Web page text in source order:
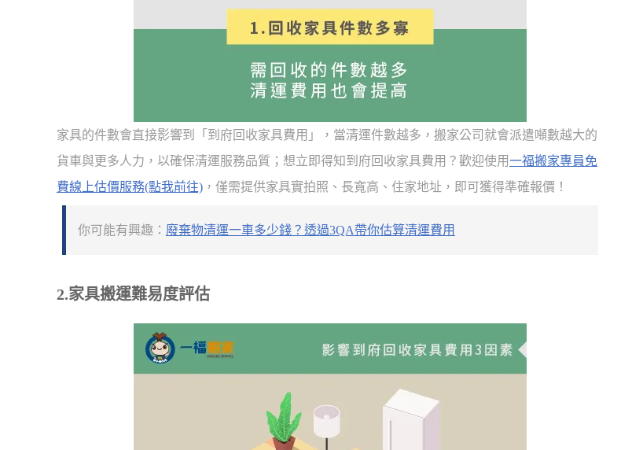
家具的件數會直接影響到「到府回收家具費用」，當清運件數越多，搬家公司就會派遣噸數越大的
貨車與更多人力，以確保清運服務品質；想立即得知到府回收家具費用？歡迎使用一福搬家專員免
費線上估價服務(點我前往) ，僅需提供家具實拍照、長寬高、住家地址，即可獲得準確報價！
你可能有興趣： 廢棄物清運一車多少錢？透過3QA帶你估算清運費用
2.家具搬運難易度評估